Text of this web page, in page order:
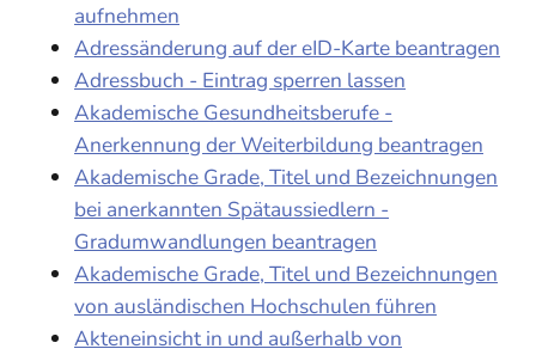
aufnehmen
Adressänderung auf der eID-Karte beantragen
Adressbuch - Eintrag sperren lassen
Akademische Gesundheitsberufe -
Anerkennung der Weiterbildung beantragen
Akademische Grade, Titel und Bezeichnungen
bei anerkannten Spätaussiedlern -
Gradumwandlungen beantragen
Akademische Grade, Titel und Bezeichnungen
von ausländischen Hochschulen führen
Akteneinsicht in und außerhalb von